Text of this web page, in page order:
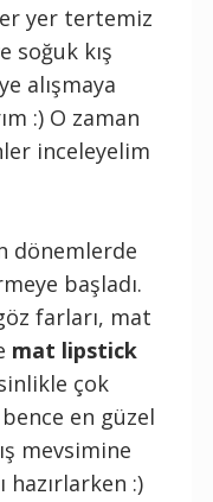
yer tertemiz
soğuk kış
alışmaya
:) O zaman
inceleyelim
dönemlerde
başladı.
farları, mat
mat lipstick
çok
en güzel
mevsimine
hazırlarken :)